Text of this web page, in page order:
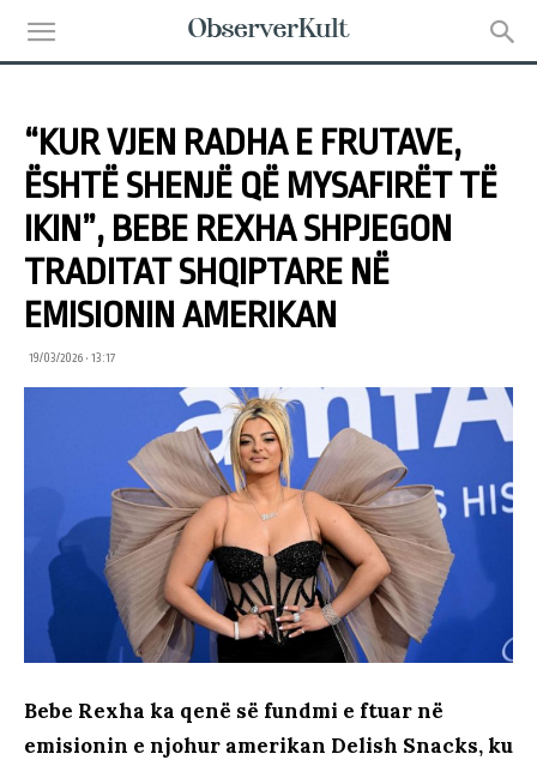
“KUR VJEN RADHA E FRUTAVE,
ËSHTË SHENJË QË MYSAFIRËT TË
IKIN”, BEBE REXHA SHPJEGON
TRADITAT SHQIPTARE NË
EMISIONIN AMERIKAN
19/03/2026 • 13:17
Bebe Rexha ka qenë së fundmi e ftuar në
emisionin e njohur amerikan Delish Snacks, ku